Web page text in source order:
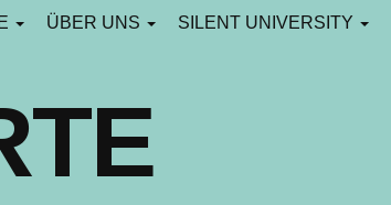
ÜBER UNS SILENT UNIVERSITY